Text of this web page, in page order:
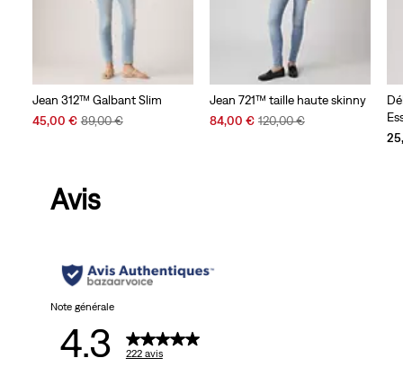
Jean 312™ Galbant Slim
Sale
45,00 €Original
89,00 €
Jean 721™ taille haute skinny
Sale
84,00 € Original
120,00 €
Avis
Note générale
4.3 222 avis